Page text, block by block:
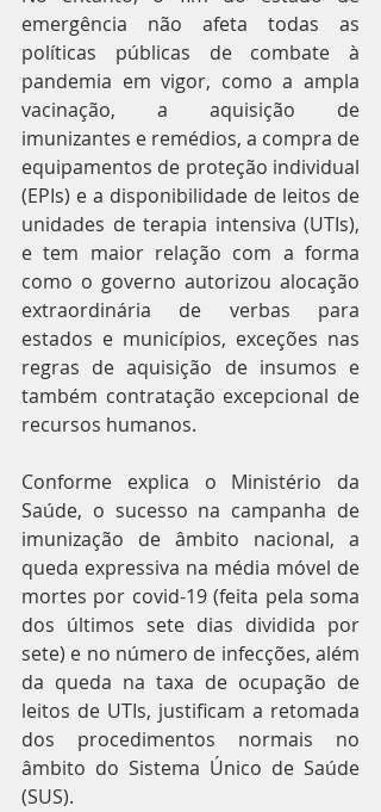
emergência não afeta todas as
políticas públicas de combate à
pandemia em vigor, como a ampla
vacinação, a aquisição de
imunizantes e remédios, a compra de
equipamentos de proteção individual
(EPIs) e a disponibilidade de leitos de
unidades de terapia intensiva (UTIs),
e tem maior relação com a forma
como o governo autorizou alocação
extraordinária de verbas para
estados e municípios, exceções nas
regras de aquisição de insumos e
também contratação excepcional de
recursos humanos.
Conforme explica o Ministério da
Saúde, o sucesso na campanha de
imunização de âmbito nacional, a
queda expressiva na média móvel de
mortes por covid-19 (feita pela soma
dos últimos sete dias dividida por
sete) e no número de infecções, além
da queda na taxa de ocupação de
leitos de UTIs, justificam a retomada
dos procedimentos normais no
âmbito do Sistema Único de Saúde
(SUS).